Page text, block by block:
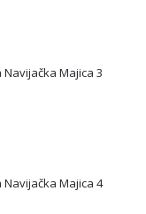
Majica 3
Majica 4